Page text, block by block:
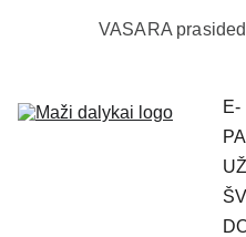
VASARA
E-